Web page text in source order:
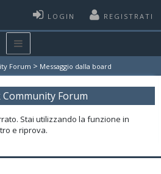
LOGIN REGISTRATI
Forum > Messaggio dalla board
Forum
Stai utilizzando la funzione in
e riprova.